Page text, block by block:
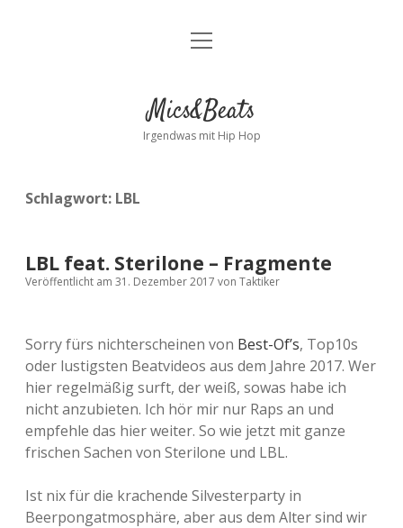
Kontakt
facebookinstagram
bandcamp
spotify
Menü
Mics&Beats
Irgendwas mit Hip Hop
Schlagwort: LBL
LBL feat. Sterilone – Fragmente
Veröffentlicht am 31. Dezember 2017 von Taktiker
Sorry fürs nichterscheinen von Best-Of’s, Top10s
oder lustigsten Beatvideos aus dem Jahre 2017. Wer
hier regelmäßig surft, der weiß, sowas habe ich
nicht anzubieten. Ich hör mir nur Raps an und
empfehle das hier weiter. So wie jetzt mit ganze
frischen Sachen von Sterilone und LBL.
Ist nix für die krachende Silvesterparty in
Beerpongatmosphäre, aber aus dem Alter sind wir